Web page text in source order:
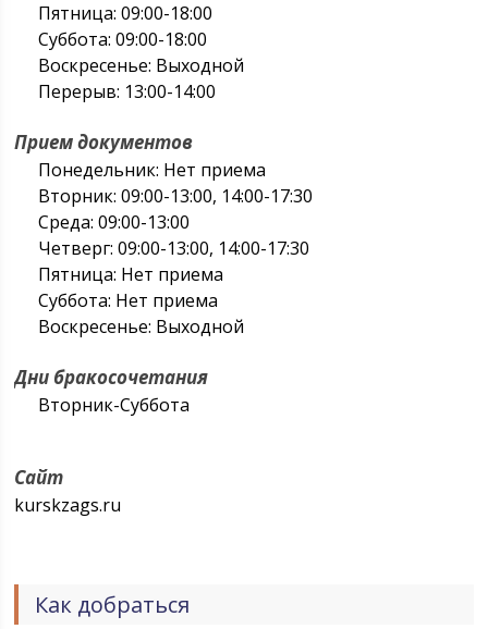
Пятница: 09:00-18:00
Суббота: 09:00-18:00
Воскресенье: Выходной
Перерыв: 13:00-14:00
Прием документов
Понедельник: Нет приема
Вторник: 09:00-13:00, 14:00-17:30
Среда: 09:00-13:00
Четверг: 09:00-13:00, 14:00-17:30
Пятница: Нет приема
Суббота: Нет приема
Воскресенье: Выходной
Дни бракосочетания
Вторник-Суббота
Сайт
kurskzags.ru
Как добраться